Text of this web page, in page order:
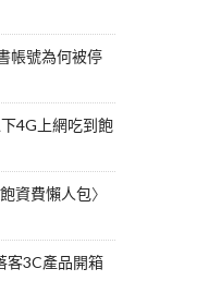
帳號為何被停
4G上網吃到飽
資費懶人包〉
客3C產品開箱